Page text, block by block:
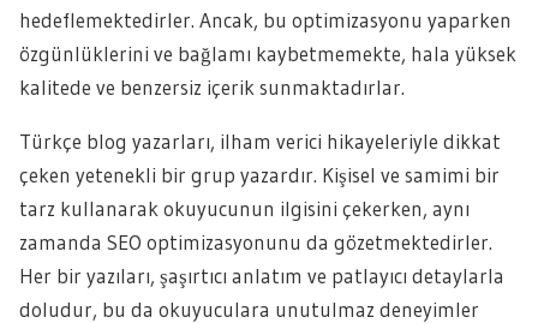
hedeflemektedirler. Ancak, bu optimizasyonu yaparken
özgünlüklerini ve bağlamı kaybetmemekte, hala yüksek
kalitede ve benzersiz içerik sunmaktadırlar.
Türkçe blog yazarları, ilham verici hikayeleriyle dikkat
çeken yetenekli bir grup yazardır. Kişisel ve samimi bir
tarz kullanarak okuyucunun ilgisini çekerken, aynı
zamanda SEO optimizasyonunu da gözetmektedirler.
Her bir yazıları, şaşırtıcı anlatım ve patlayıcı detaylarla
doludur, bu da okuyuculara unutulmaz deneyimler